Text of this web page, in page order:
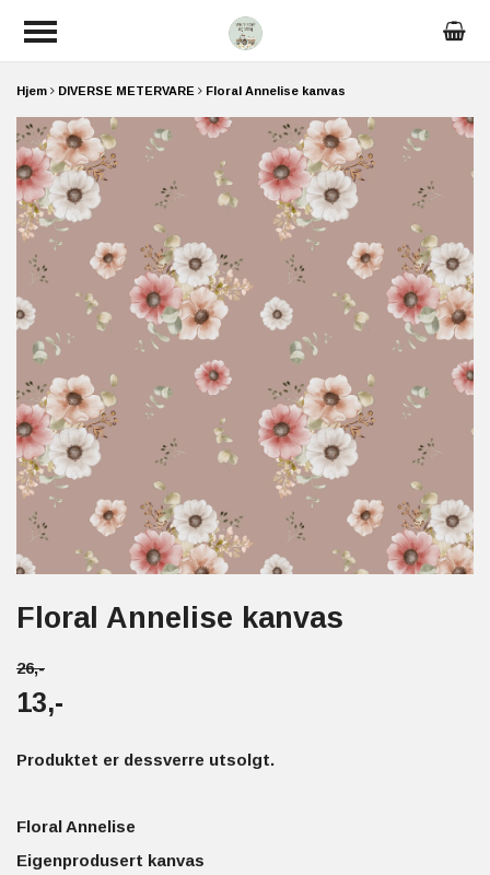
Hjem DIVERSE METERVARE Floral Annelise kanvas
Floral Annelise kanvas
26,-
13,-
Produktet er dessverre utsolgt.
Floral Annelise
Eigenprodusert kanvas